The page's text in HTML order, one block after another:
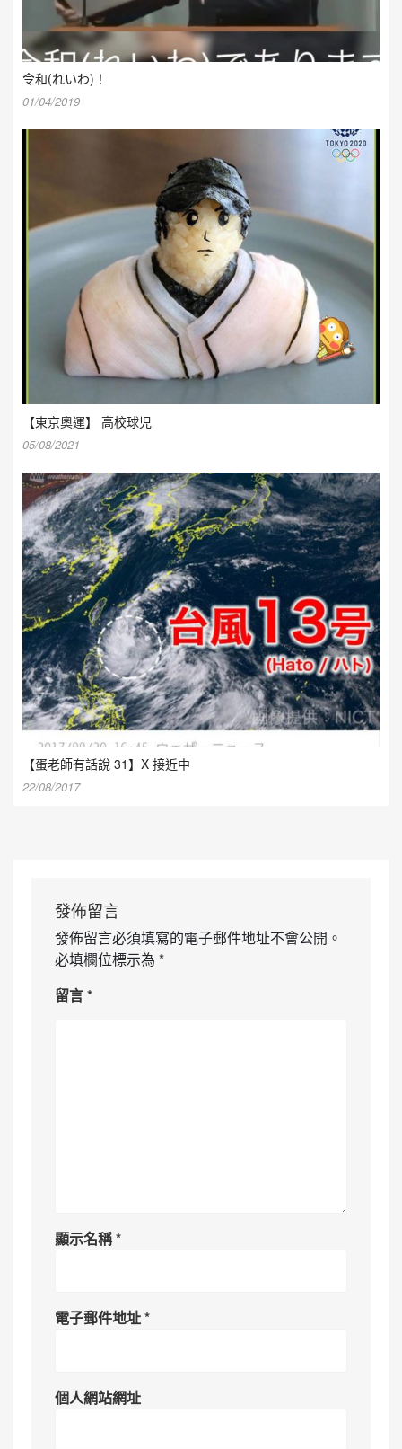
令和(れいわ)！
01/04/2019
【東京奧運】 高校球児
05/08/2021
【蛋老師有話說 31】X 接近中
22/08/2017
發佈留言
發佈留言必須填寫的電子郵件地址不會公開。
必填欄位標示為 *
留言*
顯示名稱*
電子郵件地址*
個人網站網址